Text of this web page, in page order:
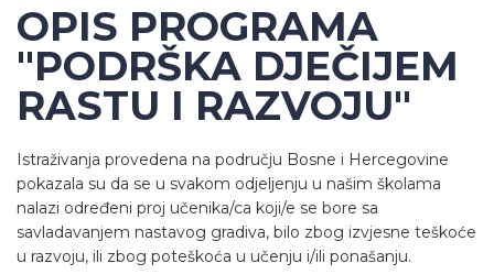
OPIS PROGRAMA
"PODRŠKA DJEČIJEM
RASTU I RAZVOJU"
Istraživanja provedena na području Bosne i Hercegovine
pokazala su da se u svakom odjeljenju u našim školama
nalazi određeni proj učenika/ca koji/e se bore sa
savladavanjem nastavog gradiva, bilo zbog izvjesne teškoće
u razvoju, ili zbog poteškoća u učenju i/ili ponašanju.